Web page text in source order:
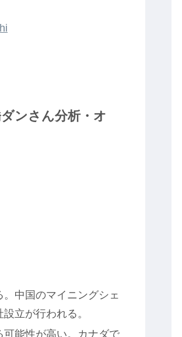
ンさん分析・オ
中国のマイニングシェ
立が行われる。
能性が高い。カナダで